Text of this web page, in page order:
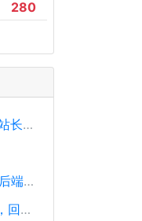
280
分享一个功能超全的免费站长工具平台
Laravel 10 + Vue 3.0 前后端分离框架通用后台源码
好久没回到 Yii China 了，回来冒个泡泡！